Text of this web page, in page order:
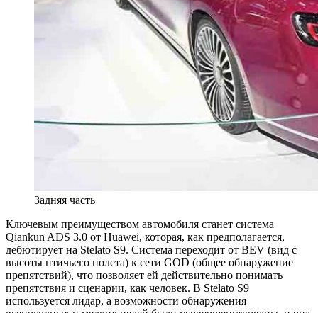
Задняя часть
Ключевым преимуществом автомобиля станет система
Qiankun ADS 3.0 от Huawei, которая, как предполагается,
дебютирует на Stelato S9. Система переходит от BEV (вид с
высоты птичьего полета) к сети GOD (общее обнаружение
препятствий), что позволяет ей действительно понимать
препятствия и сценарии, как человек. В Stelato S9
используется лидар, а возможности обнаружения